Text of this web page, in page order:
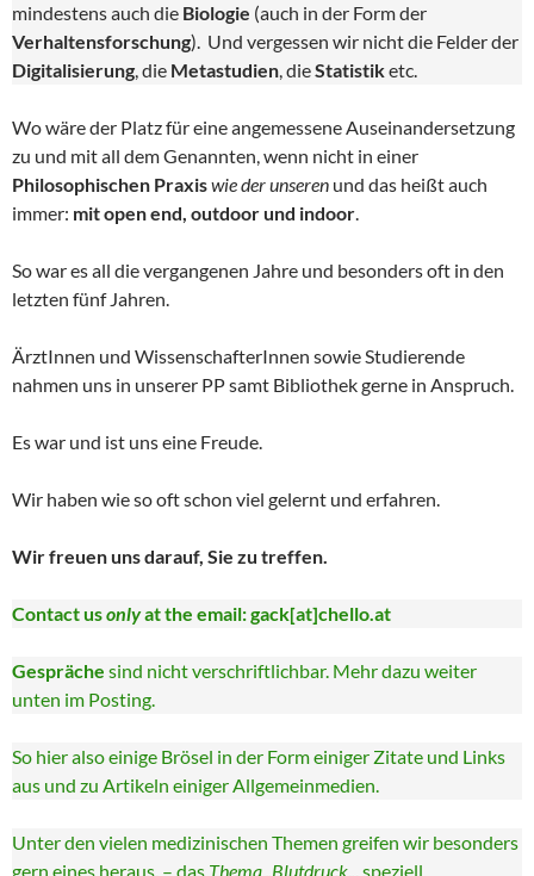
mindestens auch die Biologie (auch in der Form der
Verhaltensforschung). Und vergessen wir nicht die Felder der
Digitalisierung, die Metastudien, dieStatistiketc.
Wo wäre der Platz für eine angemessene Auseinandersetzung
zu und mit all dem Genannten, wenn nicht in einer
Philosophischen Praxiswie der unseren und das heißt auch
immer: mit open end, outdoor und indoor.
So war es all die vergangenen Jahre und besonders oft in den
letzten fünf Jahren.
ÄrztInnen und WissenschafterInnen sowie Studierende
nahmen uns in unserer PP samt Bibliothek gerne in Anspruch.
Es war und ist uns eine Freude.
Wir haben wie so oft schon viel gelernt und erfahren.
Wir freuen uns darauf, Sie zu treffen.
Contact usonlyat the email: gack[at]chello.at
Gespräche sind nicht verschriftlichbar. Mehr dazu weiter
unten im Posting.
So hier also einige Brösel in der Form einiger Zitate und Links
aus und zu Artikeln einiger Allgemeinmedien.
Unter den vielen medizinischen Themen greifen wir besonders
gern eines heraus, – das Thema „Blutdruck„, speziell